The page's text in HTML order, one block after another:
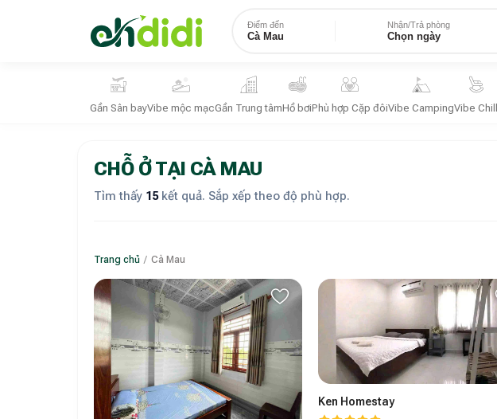
Điểm đến
Cà Mau
Nhận/Trả phòng
Chọn ngày
Gần Sân bayVibe mộc mạcGần Trung tâmHồ bơiPhù hợp Cặp đôiVibe CampingVibe Chill
CHỖ Ở TẠI CÀ MAU
Tìm thấy 15kết quả. Sắp xếp theo độ phù hợp.
Trang chủ / Cà Mau
Ken Homestay